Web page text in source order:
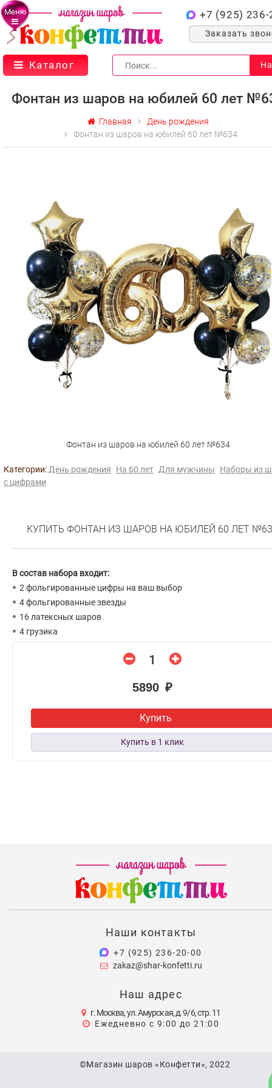
Меню +7 (925) 236-
Заказать
Каталог
Фонтан из шаров на юбилей 60 лет
Главная
День рождения
Фонтан из шаров на юбилей 60 лет №634
Фонтан из шаров на юбилей 60 лет №634
Категории: День рождения На 60 лет Для мужчины
Наборы из
с цифрами
КУПИТЬ ФОНТАН ИЗ ШАРОВ НА ЮБИЛЕЙ 60 ЛЕТ
В состав набора входит:
2 фольгированные цифры на ваш выбор
4 фольгированные звезды
16 латексных шаров
4 грузика
5890 ₽
Купить
Наши контакты
+7 (925) 236-20-00
zakaz@shar-konfetti.ru
Наш адрес
г. Москва, ул. Амурская, д. 9/6, стр. 11
Ежедневно с 9:00 до 21:00
©Магазин шаров «Конфетти», 2022